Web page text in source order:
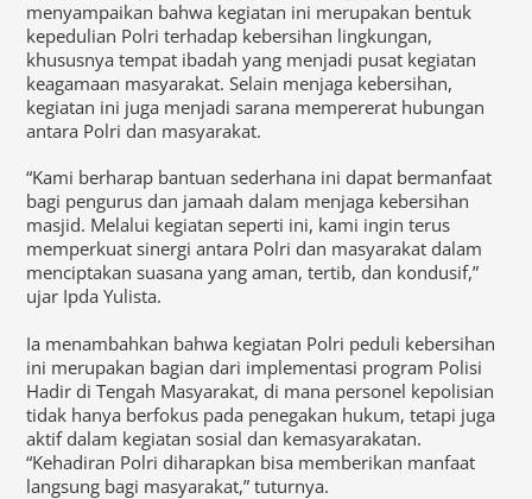
menyampaikan bahwa kegiatan ini merupakan bentuk
kepedulian Polri terhadap kebersihan lingkungan,
khususnya tempat ibadah yang menjadi pusat kegiatan
keagamaan masyarakat. Selain menjaga kebersihan,
kegiatan ini juga menjadi sarana mempererat hubungan
antara Polri dan masyarakat.
“Kami berharap bantuan sederhana ini dapat bermanfaat
bagi pengurus dan jamaah dalam menjaga kebersihan
masjid. Melalui kegiatan seperti ini, kami ingin terus
memperkuat sinergi antara Polri dan masyarakat dalam
menciptakan suasana yang aman, tertib, dan kondusif,”
ujar Ipda Yulista.
Ia menambahkan bahwa kegiatan Polri peduli kebersihan
ini merupakan bagian dari implementasi program Polisi
Hadir di Tengah Masyarakat, di mana personel kepolisian
tidak hanya berfokus pada penegakan hukum, tetapi juga
aktif dalam kegiatan sosial dan kemasyarakatan.
“Kehadiran Polri diharapkan bisa memberikan manfaat
langsung bagi masyarakat,” tuturnya.